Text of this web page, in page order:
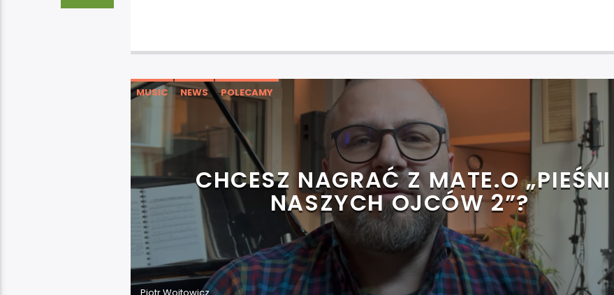
MUSIC NEWS POLECAMY
CHCESZ NAGRAĆ Z MATE.O „PIEŚNI
NASZYCH OJCÓW 2”?